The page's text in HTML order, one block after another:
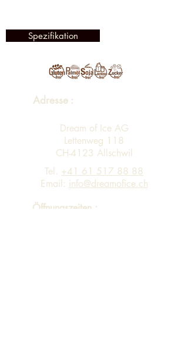
Spezifikation
Adresse :
Dream of Ice AG
Lettenweg 118
CH-4123 Allschwil
Tel. +41 61 517 88 88
Email: info@dreamofice.ch
Öffnungszeiten :